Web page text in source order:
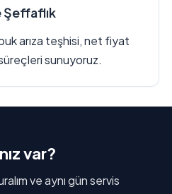
Şeffaflık
arıza teşhisi, net fiyat
sunuyoruz.
var?
ve aynı gün servis